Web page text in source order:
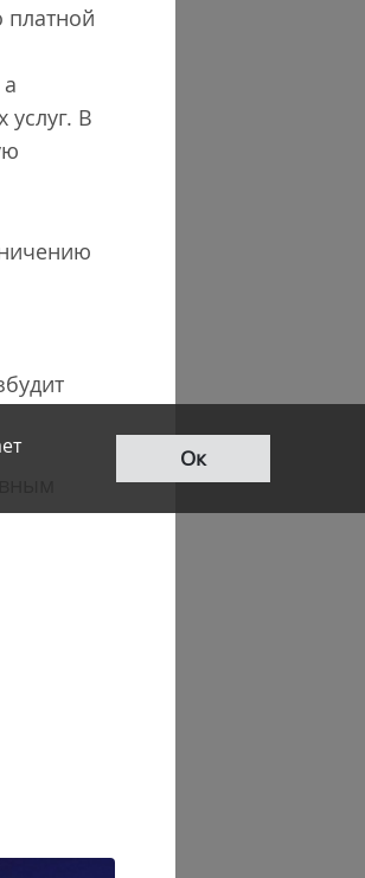
платной
услуг. В
Ок